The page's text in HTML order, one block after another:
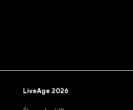
LiveAge 2026